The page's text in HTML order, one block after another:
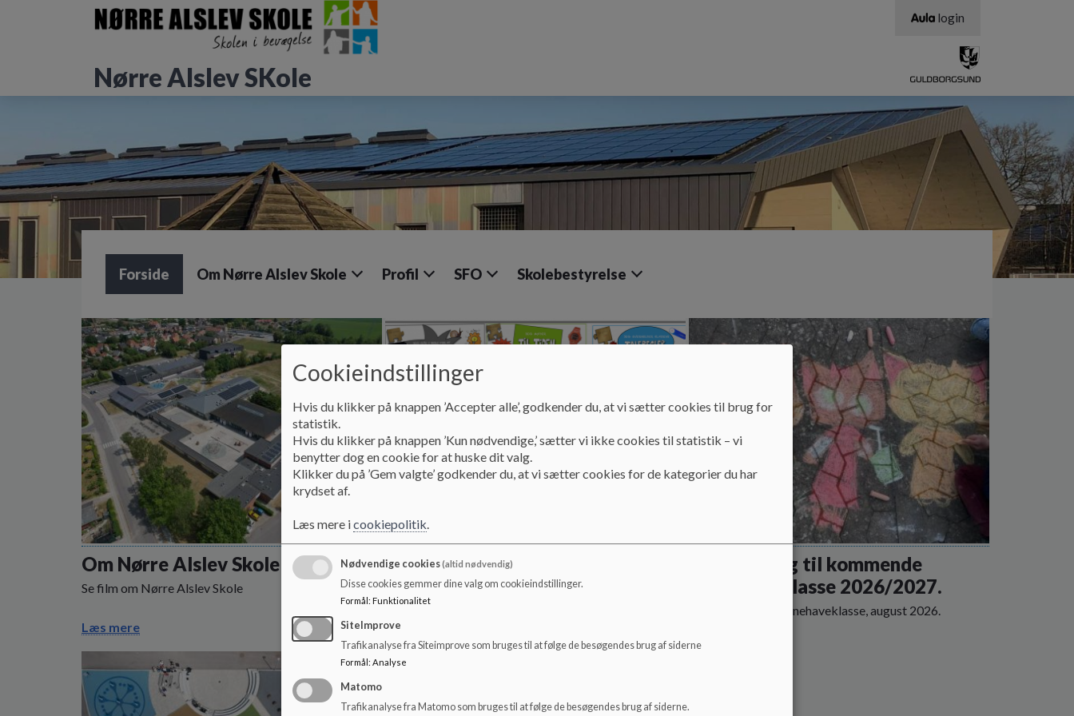
i
n
l
d
Nørre Alslev SKole
login
Forside Om Nørre Alslev Skole Profil SFO Skolebestyrelse
Om Nørre Alslev Skole
Se film om Nørre Alslev Skole
Læs mere
De gyldne 8
De gyldne 8 er vores trivselskoncept.
Læs mere
Indskrivning til kommende
børnehaveklasse 2026/2027.
Indskrivning til børnehaveklasse, august 2026.
Cookieindstillinger
Hvis du klikker på knappen ’Accepter alle’, godkender du, at vi sætter cookies til brug for
statistik.
Hvis du klikker på knappen ’Kun nødvendige,’ sætter vi ikke cookies til statistik – vi
benytter dog en cookie for at huske dit valg.
Klikker du på ’Gem valgte’ godkender du, at vi sætter cookies for de kategorier du har
krydset af.
Læs mere icookiepolitik.
Nødvendige cookies(altid nødvendig)
Disse cookies gemmer dine valg om cookieindstillinger.
Formål : Funktionalitet
SiteImprove
Trafikanalyse fra Siteimprove som bruges til at følge de besøgendes brug af siderne
Formål : Analyse
Matomo
Trafikanalyse fra Matomo som bruges til at følge de besøgendes brug af siderne.